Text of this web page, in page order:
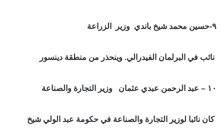
٩-حسين محمد شيخ باندي وزير الزراعة
نائب في البرلمان الفيدرالي. وينحذر من منطقة دينسور
١٠ – عبد الرحمن عبدي عثمان وزير التجارة والصناعة
كان نائبا لوزير التجارة والصناعة في حكومة عبد الولي شيخ